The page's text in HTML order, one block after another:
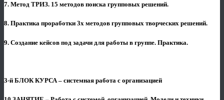
7. Метод ТРИЗ. 15 методов поиска групповых решений.
8. Практика проработки 3х методов групповых творческих решений.
9. Создание кейсов под задачи для работы в группе. Практика.
3-й БЛОК КУРСА – системная работа с организацией